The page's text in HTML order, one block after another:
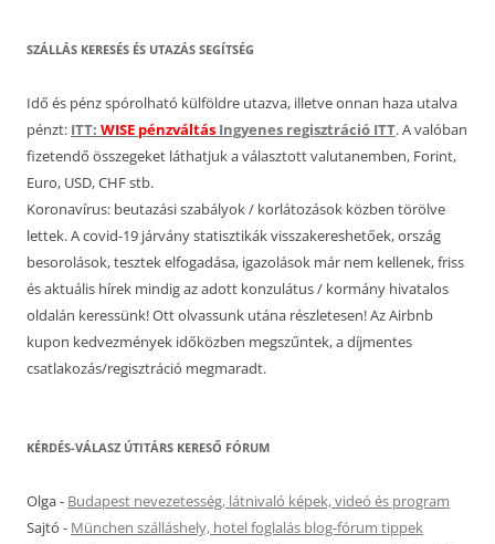
SZÁLLÁS KERESÉS ÉS UTAZÁS SEGÍTSÉG
Idő és pénz spórolható külföldre utazva, illetve onnan haza utalva
pénzt: ITT: WISE pénzváltás Ingyenes regisztráció ITT. A valóban
fizetendő összegeket láthatjuk a választott valutanemben, Forint,
Euro, USD, CHF stb.
Koronavírus: beutazási szabályok / korlátozások közben törölve
lettek. A covid-19 járvány statisztikák visszakereshetőek, ország
besorolások, tesztek elfogadása, igazolások már nem kellenek, friss
és aktuális hírek mindig az adott konzulátus / kormány hivatalos
oldalán keressünk! Ott olvassunk utána részletesen! Az Airbnb
kupon kedvezmények időközben megszűntek, a díjmentes
csatlakozás/regisztráció megmaradt.
KÉRDÉS-VÁLASZ ÚTITÁRS KERESŐ FÓRUM
Olga- Budapest nevezetesség, látnivaló képek, videó és program
Sajtó - München szálláshely, hotel foglalás blog-fórum tippek